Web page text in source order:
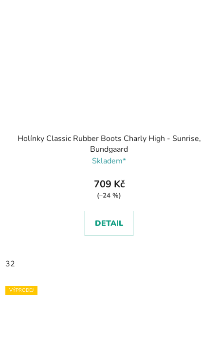
Holínky Classic Rubber Boots Charly High - Sunrise,
Bundgaard
Skladem*
709 Kč
(–24 %)
DETAIL
32
VÝPRODEJ